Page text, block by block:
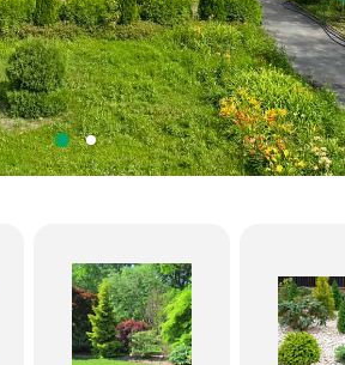
Посмотреть услугу